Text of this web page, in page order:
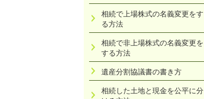
相続で上場株式の名義変更をす
る方法
相続で非上場株式の名義変更を
する方法
遺産分割協議書の書き方
相続した土地と現金を公平に分